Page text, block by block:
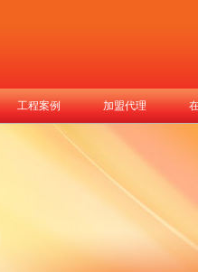
工程案例 加盟代理